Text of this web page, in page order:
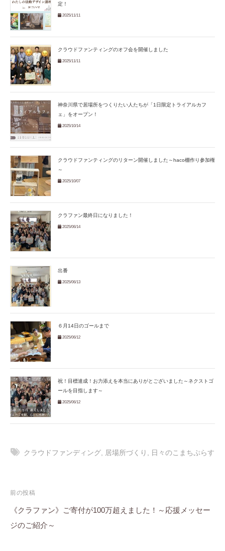
定！
2025/11/11
クラウドファンティングのオフ会を開催しました
2025/11/11
神奈川県で居場所をつくりたい人たちが「1日限定トライアルカフ
ェ」をオープン！
2025/10/14
クラウドファンティングのリターン開催しました～haco棚作り参加権
～
2025/10/07
クラファン最終日になりました！
2025/06/14
出番
2025/06/13
６月14日のゴールまで
2025/06/12
祝！目標達成！お力添えを本当にありがとございました～ネクストゴ
ールを目指します～
2025/06/12
クラウドファンディング 居場所づくり 日々のこまちぷらす
投
稿
ナ
前の投稿
《クラファン》ご寄付が100万超えました！～応援メッセー
ジのご紹介～